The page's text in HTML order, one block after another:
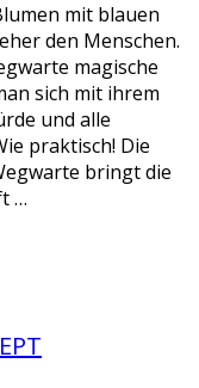
mit blauen
den Menschen.
magische
sich mit ihrem
und alle
praktisch! Die
bringt die
…